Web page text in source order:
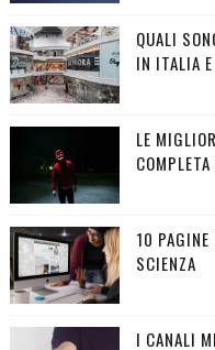
QUALI
IN ITALIA
LE
10 PAGINE
SCIENZA
I CANALI